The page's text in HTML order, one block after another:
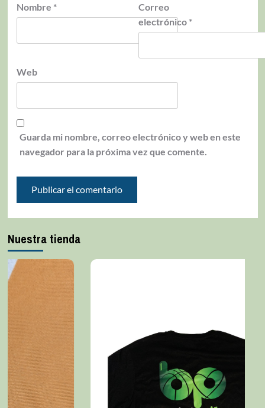
Nombre *
Correo
electrónico *
Web
Guarda mi nombre, correo electrónico y web en este
navegador para la próxima vez que comente.
Nuestra tienda